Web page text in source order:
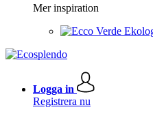
Mer inspiration
Logga in
Registrera nu